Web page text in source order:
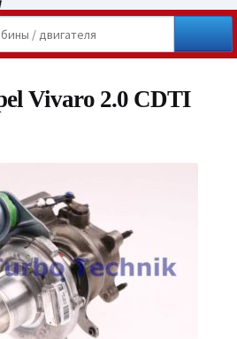
Vivaro 2.0 CDTI